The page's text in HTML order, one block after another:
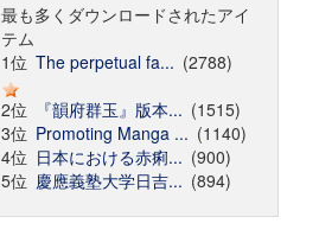
最も多くダウンロードされたアイ
テム
1位 The perpetual fa... (2788)
2位
『韻府群玉』版本... (1515)
3位 Promoting Manga ... (1140)
4位 日本における赤痢... (900)
5位 慶應義塾大学日吉... (894)